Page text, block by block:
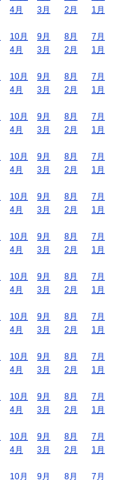
4月 3月 2月
1月
10月 9月 8月
7月
4月 3月 2月
1月
10月 9月 8月
7月
4月 3月 2月
1月
10月 9月 8月
7月
4月 3月 2月
1月
10月 9月 8月
7月
4月 3月 2月
1月
10月 9月 8月
7月
4月 3月 2月
1月
10月 9月 8月
7月
4月 3月 2月
1月
10月 9月 8月
7月
4月 3月 2月
1月
10月 9月 8月
7月
4月 3月 2月
1月
10月 9月 8月
7月
4月 3月 2月
1月
10月 9月 8月
7月
4月 3月 2月
1月
10月 9月 8月
7月
4月 3月 2月
1月
10月 9月 8月 7月